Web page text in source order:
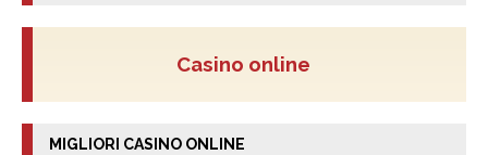
Casino online
MIGLIORI CASINO ONLINE